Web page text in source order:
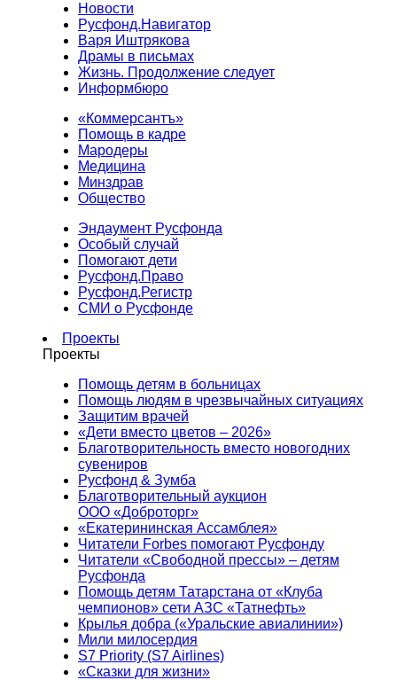
Новости
Русфонд.Навигатор
Варя Иштрякова
Драмы в письмах
Жизнь. Продолжение следует
Информбюро
«Коммерсантъ»
Помощь в кадре
Мародеры
Медицина
Минздрав
Общество
Эндаумент Русфонда
Особый случай
Помогают дети
Русфонд.Право
Русфонд.Регистр
СМИ о Русфонде
Проекты
Проекты
Помощь детям в больницах
Помощь людям в чрезвычайных ситуациях
Защитим врачей
«Дети вместо цветов – 2026»
Благотворительность вместо новогодних
сувениров
Русфонд & Зумба
Благотворительный аукцион
ООО «Доброторг»
«Екатерининская Ассамблея»
Читатели Forbes помогают Русфонду
Читатели «Свободной прессы» – детям
Русфонда
Помощь детям Татарстана от «Клуба
чемпионов» сети АЗС «Татнефть»
Крылья добра («Уральские авиалинии»)
Мили милосердия
S7 Priority (S7 Airlines)
«Сказки для жизни»